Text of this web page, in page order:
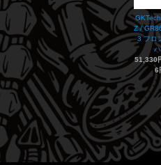
Z /
3 フロ
51,330
6